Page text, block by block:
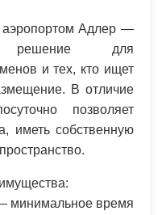
Адлер —
решение для
и тех, кто ищет
В отличие
позволяет
иметь собственную
минимальное время